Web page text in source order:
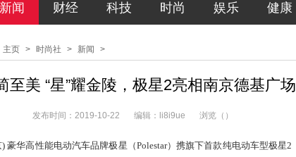
新闻 财经 科技 时尚 娱乐 健康
主页 > 时尚社 > 新闻 >
至美 “星”耀金陵，极星2亮相南京德基广场
发布时间：2019-10-22 编辑：li8i9ue 浏览（ ）
)豪华高性能电动汽车品牌极星 （Polestar） 携旗下首款纯电动车型极星2